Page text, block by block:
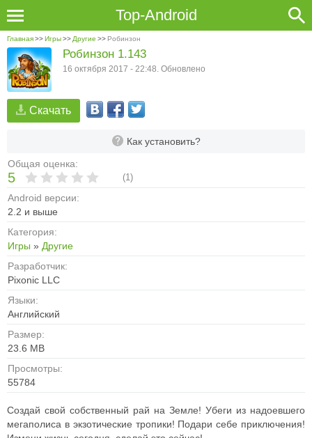
Top-Android
Главная>>Игры>> Другие >> Робинзон
Скачать
Как установить?
Общая оценка:
5 (1)
Android версии:
2.2 и выше
Категория:
Игры » Другие
Разработчик:
Pixonic LLC
Языки:
Английский
Размер:
23.6 MB
Просмотры:
55784
Робинзон 1.143
16 октября 2017 - 22:48. Обновлено
Создай свой собственный рай на Земле! Убеги из надоевшего
мегаполиса в экзотические тропики! Подари себе приключения!